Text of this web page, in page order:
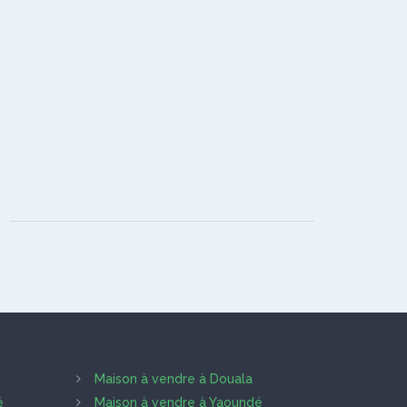
Maison à vendre à Douala
Maison à vendre à Yaoundé